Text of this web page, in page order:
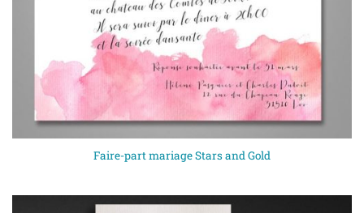
Faire-part mariage Stars and Gold